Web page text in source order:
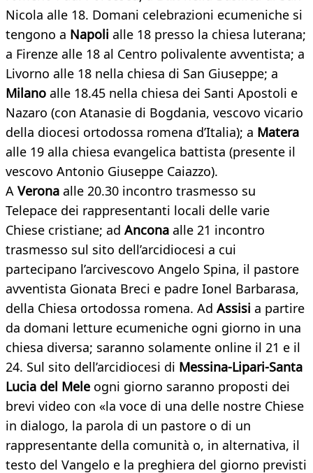
Nicola alle 18. Domani celebrazioni ecumeniche si
tengono a Napoli alle 18 presso la chiesa luterana;
a Firenze alle 18 al Centro polivalente avventista; a
Livorno alle 18 nella chiesa di San Giuseppe; a
Milano alle 18.45 nella chiesa dei Santi Apostoli e
Nazaro (con Atanasie di Bogdania, vescovo vicario
della diocesi ortodossa romena d’Italia); a Matera
alle 19 alla chiesa evangelica battista (presente il
vescovo Antonio Giuseppe Caiazzo).
A Verona alle 20.30 incontro trasmesso su
Telepace dei rappresentanti locali delle varie
Chiese cristiane; ad Ancona alle 21 incontro
trasmesso sul sito dell’arcidiocesi a cui
partecipano l’arcivescovo Angelo Spina, il pastore
avventista Gionata Breci e padre Ionel Barbarasa,
della Chiesa ortodossa romena. Ad Assisi a partire
da domani letture ecumeniche ogni giorno in una
chiesa diversa; saranno solamente online il 21 e il
24. Sul sito dell’arcidiocesi di Messina-Lipari-Santa
Lucia del Mele ogni giorno saranno proposti dei
brevi video con «la voce di una delle nostre Chiese
in dialogo, la parola di un pastore o di un
rappresentante della comunità o, in alternativa, il
testo del Vangelo e la preghiera del giorno previsti